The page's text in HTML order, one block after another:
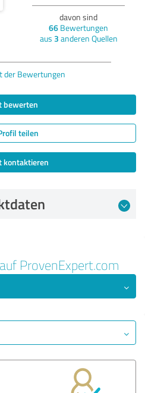
davon sind
66 Bewertungen
aus 3 anderen Quellen
der Bewertungen
bewerten
teilen
kontaktieren
ProvenExpert.com